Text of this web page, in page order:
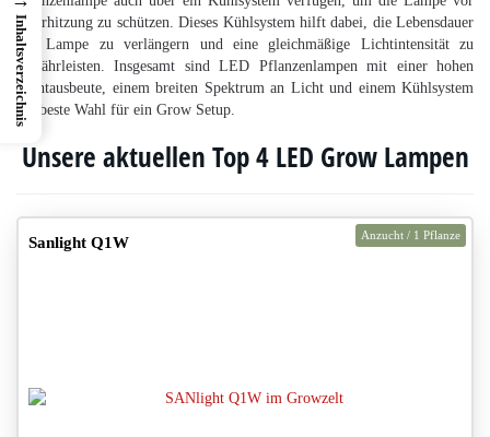
Überhitzung zu schützen. Dieses Kühlsystem hilft dabei, die Lebensdauer
der Lampe zu verlängern und eine gleichmäßige Lichtintensität zu
gewährleisten. Insgesamt sind LED Pflanzenlampen mit einer hohen
Lichtausbeute, einem breiten Spektrum an Licht und einem Kühlsystem
die beste Wahl für ein Grow Setup.
Unsere aktuellen Top 4 LED Grow Lampen
Anzucht / 1 Pflanze
Sanlight Q1W
Inhaltsverzeichnis